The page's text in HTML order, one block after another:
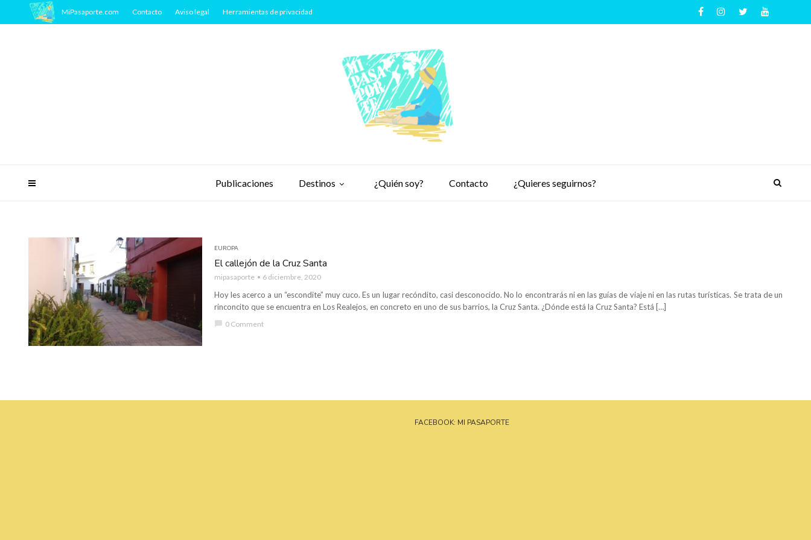
Publicaciones Destinos ¿Quién soy? Contacto ¿Quieres seguirnos?
MiPasaporte.com Contacto Aviso legal Herramientas de privacidad
EUROPA
El callejón de la Cruz Santa
mipasaporte 6 diciembre, 2020
Hoy les acerco a un “escondite” muy cuco. Es un lugar recóndito, casi desconocido. No lo encontrarás ni en las guías de viaje ni en las rutas turísticas. Se trata de un
rinconcito que se encuentra en Los Realejos, en concreto en uno de sus barrios, la Cruz Santa. ¿Dónde está la Cruz Santa? Está […]
chat_bubble 0 Comment
FACEBOOK: MI PASAPORTE